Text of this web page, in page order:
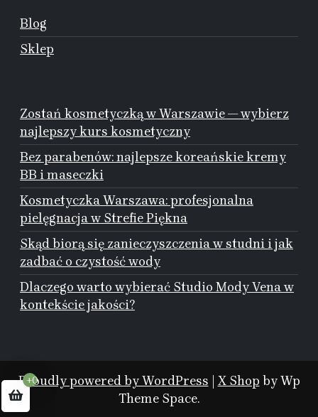
Blog
Sklep
Zostań kosmetyczką w Warszawie — wybierz
najlepszy kurs kosmetyczny
Bez parabenów: najlepsze koreańskie kremy
BB i maseczki
Kosmetyczka Warszawa: profesjonalna
pielęgnacja w Strefie Piękna
Skąd biorą się zanieczyszczenia w studni i jak
zadbać o czystość wody
Dlaczego warto wybierać Studio Mody Vena w
kontekście jakości?
Proudly powered by WordPress X Shop by Wp
Theme Space.
+0